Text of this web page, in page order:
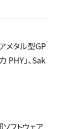
メタル型GP
PHY」、Sak
フトウェア